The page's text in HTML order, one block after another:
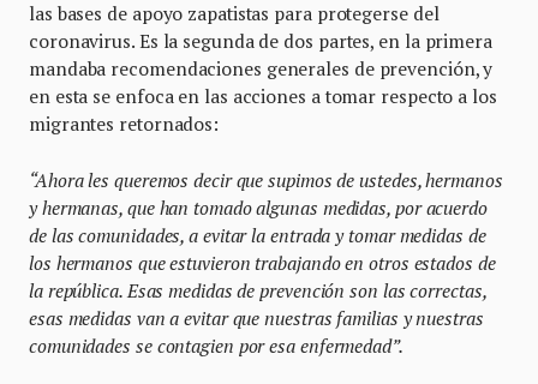
las bases de apoyo zapatistas para protegerse del
coronavirus. Es la segunda de dos partes, en la primera
mandaba recomendaciones generales de prevención, y
en esta se enfoca en las acciones a tomar respecto a los
migrantes retornados:
“Ahora les queremos decir que supimos de ustedes, hermanos
y hermanas, que han tomado algunas medidas, por acuerdo
de las comunidades, a evitar la entrada y tomar medidas de
los hermanos que estuvieron trabajando en otros estados de
la república. Esas medidas de prevención son las correctas,
esas medidas van a evitar que nuestras familias y nuestras
comunidades se contagien por esa enfermedad”.